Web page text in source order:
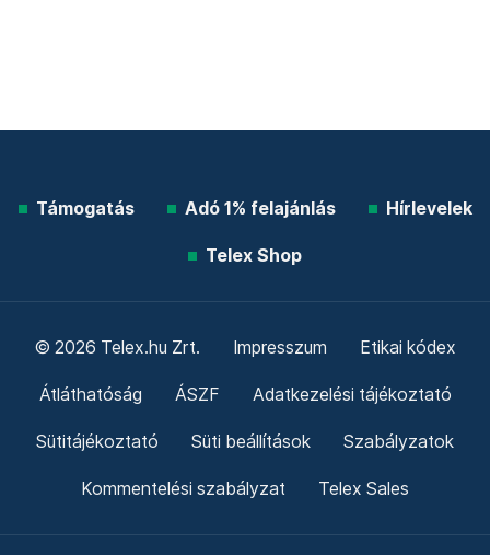
Támogatás Adó 1% felajánlás Hírlevelek
Telex Shop
© 2026 Telex.hu Zrt. Impresszum Etikai kódex
Átláthatóság ÁSZF Adatkezelési tájékoztató
Sütitájékoztató Süti beállítások Szabályzatok
Kommentelési szabályzat Telex Sales